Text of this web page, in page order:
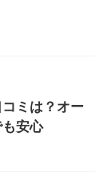
ミは？オー
安心